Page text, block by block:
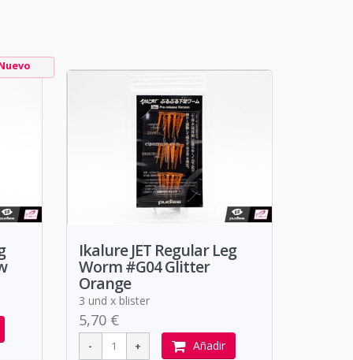
Ikalure JET Regular Leg
Worm #G04 Glitter
Orange
3 und x blister
5,70 €
Añadir